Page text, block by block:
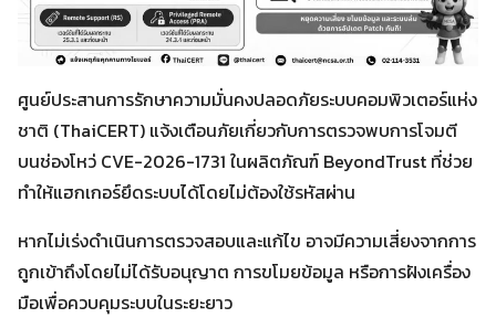
ศูนย์ประสานการรักษาความมั่นคงปลอดภัยระบบคอมพิวเตอร์แห่ง
ชาติ (ThaiCERT) แจ้งเตือนภัยเกี่ยวกับการตรวจพบการโจมตี
บนช่องโหว่ CVE-2026-1731 ในผลิตภัณฑ์ BeyondTrust ที่ช่วย
ทำให้แฮกเกอร์ยึดระบบได้โดยไม่ต้องใช้รหัสผ่าน
หากไม่เร่งดำเนินการตรวจสอบและแก้ไข อาจมีความเสี่ยงจากการ
ถูกเข้าถึงโดยไม่ได้รับอนุญาต การขโมยข้อมูล หรือการฝังเครื่อง
มือเพื่อควบคุมระบบในระยะยาว